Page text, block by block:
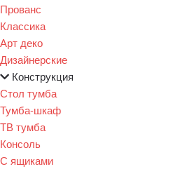
Прованс
Классика
Арт деко
Дизайнерские
Конструкция
Стол тумба
Тумба-шкаф
ТВ тумба
Консоль
С ящиками